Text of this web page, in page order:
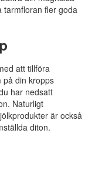
tarmfloran fler goda
att tillföra
på din kropps
har nedsatt
Naturligt
är också
diton.